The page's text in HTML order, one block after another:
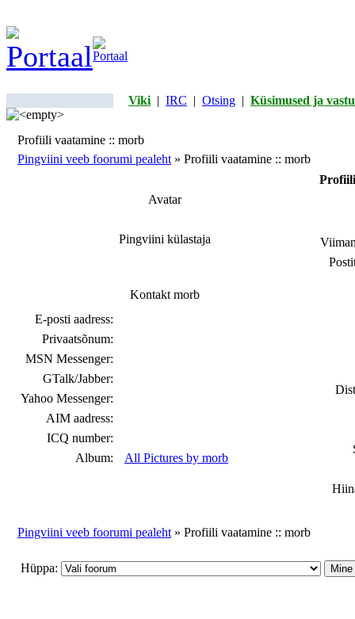
Viki | IRC | Otsing | Küsimused ja
Profiili vaatamine :: morb
Pingviini veeb foorumi pealeht » Profiili vaatamine :: morb
Avatar
Pingviini külastaja
Kontakt morb
E-posti aadress:
Privaatsõnum:
MSN Messenger:
GTalk/Jabber:
Yahoo Messenger:
AIM aadress:
ICQ number:
Album:
All Pictures by morb
Pingviini veeb foorumi pealeht » Profiili vaatamine :: morb
Hüppa: